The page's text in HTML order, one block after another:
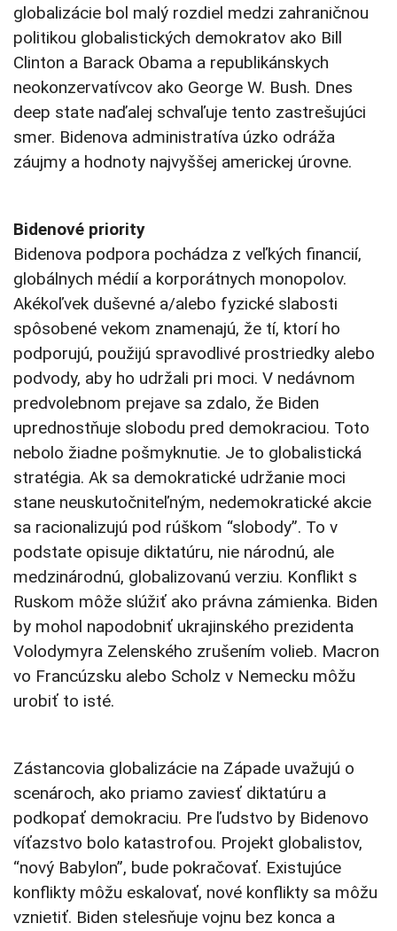
globalizácie bol malý rozdiel medzi zahraničnou
politikou globalistických demokratov ako Bill
Clinton a Barack Obama a republikánskych
neokonzervatívcov ako George W. Bush. Dnes
deep state naďalej schvaľuje tento zastrešujúci
smer. Bidenova administratíva úzko odráža
záujmy a hodnoty najvyššej americkej úrovne.
Bidenové priority
Bidenova podpora pochádza z veľkých financií,
globálnych médií a korporátnych monopolov.
Akékoľvek duševné a/alebo fyzické slabosti
spôsobené vekom znamenajú, že tí, ktorí ho
podporujú, použijú spravodlivé prostriedky alebo
podvody, aby ho udržali pri moci. V nedávnom
predvolebnom prejave sa zdalo, že Biden
uprednostňuje slobodu pred demokraciou. Toto
nebolo žiadne pošmyknutie. Je to globalistická
stratégia. Ak sa demokratické udržanie moci
stane neuskutočniteľným, nedemokratické akcie
sa racionalizujú pod rúškom “slobody”. To v
podstate opisuje diktatúru, nie národnú, ale
medzinárodnú, globalizovanú verziu. Konflikt s
Ruskom môže slúžiť ako právna zámienka. Biden
by mohol napodobniť ukrajinského prezidenta
Volodymyra Zelenského zrušením volieb. Macron
vo Francúzsku alebo Scholz v Nemecku môžu
urobiť to isté.
Zástancovia globalizácie na Západe uvažujú o
scenároch, ako priamo zaviesť diktatúru a
podkopať demokraciu. Pre ľudstvo by Bidenovo
víťazstvo bolo katastrofou. Projekt globalistov,
“nový Babylon”, bude pokračovať. Existujúce
konflikty môžu eskalovať, nové konflikty sa môžu
vznietiť. Biden stelesňuje vojnu bez konca a